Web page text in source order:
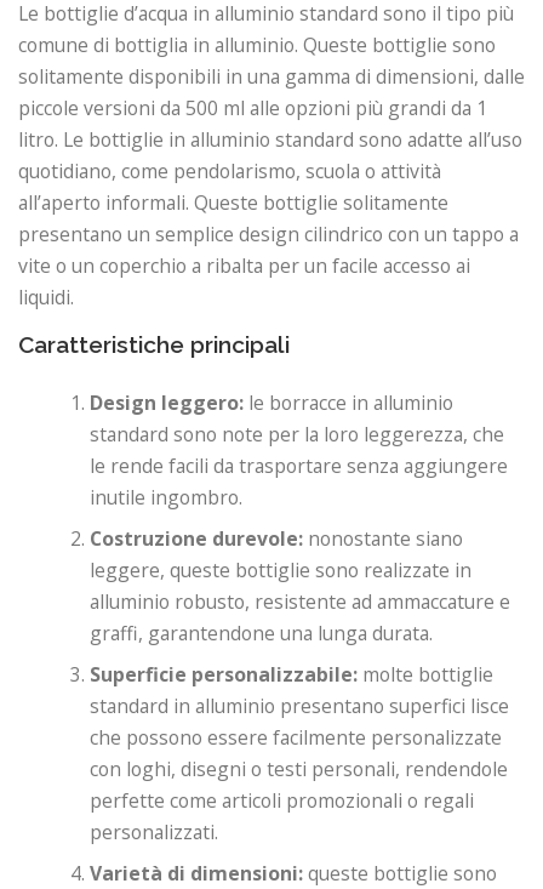
Le bottiglie d’acqua in alluminio standard sono il tipo più
comune di bottiglia in alluminio. Queste bottiglie sono
solitamente disponibili in una gamma di dimensioni, dalle
piccole versioni da 500 ml alle opzioni più grandi da 1
litro. Le bottiglie in alluminio standard sono adatte all’uso
quotidiano, come pendolarismo, scuola o attività
all’aperto informali. Queste bottiglie solitamente
presentano un semplice design cilindrico con un tappo a
vite o un coperchio a ribalta per un facile accesso ai
liquidi.
Caratteristiche principali
Design leggero: le borracce in alluminio
standard sono note per la loro leggerezza, che
le rende facili da trasportare senza aggiungere
inutile ingombro.
Costruzione durevole: nonostante siano
leggere, queste bottiglie sono realizzate in
alluminio robusto, resistente ad ammaccature e
graffi, garantendone una lunga durata.
Superficie personalizzabile: molte bottiglie
standard in alluminio presentano superfici lisce
che possono essere facilmente personalizzate
con loghi, disegni o testi personali, rendendole
perfette come articoli promozionali o regali
personalizzati.
Varietà di dimensioni:queste bottiglie sono